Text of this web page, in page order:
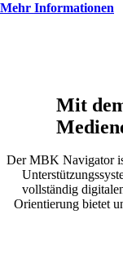
Mehr Informationen
Mit
Der MBK Navigator
vollständig
Orientierung bietet